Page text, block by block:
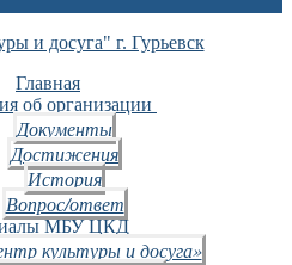
и досуга" г. Гурьевск
Главная
об организации
Документы
Достижения
История
Вопрос/ответ
МБУ ЦКД
культуры и досуга»